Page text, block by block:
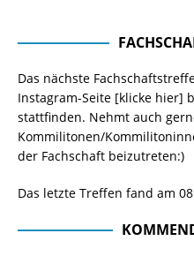
Das nächste
Instagram-Seite [klicke hier]
stattfinden. Nehmt auch
Kommilitonen/
der Fachschaft beizutreten:)
Das letzte Treffen fand am